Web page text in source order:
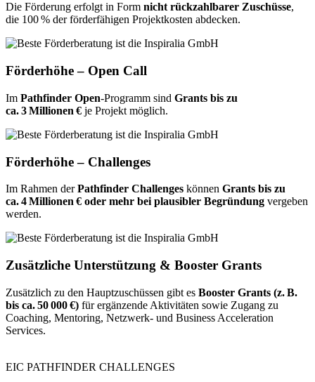
Die Förderung erfolgt in Form nicht rückzahlbarer Zuschüsse,
die 100 % der förderfähigen Projektkosten abdecken.
Förderhöhe – Open Call
Im Pathfinder Open‑Programm sind Grants bis zu
ca. 3 Millionen € je Projekt möglich.
Förderhöhe – Challenges
Im Rahmen derPathfinder Challenges können Grants bis zu
ca. 4 Millionen € oder mehr bei plausibler Begründung vergeben
werden.
Zusätzliche Unterstützung & Booster Grants
Zusätzlich zu den Hauptzuschüssen gibt es Booster Grants (z. B.
bis ca. 50 000 €) für ergänzende Aktivitäten sowie Zugang zu
Coaching, Mentoring, Netzwerk‑ und Business Acceleration
Services.
EIC PATHFINDER CHALLENGES